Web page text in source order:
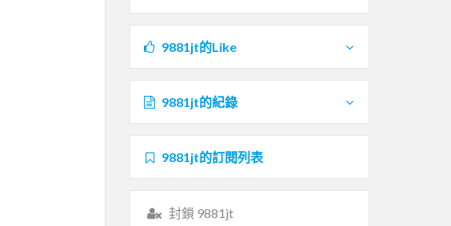
9881jt的Like
9881jt的紀錄
9881jt的訂閱列表
封鎖 9881jt